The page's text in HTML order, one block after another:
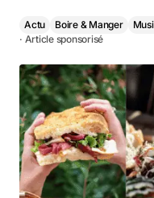
Actu Boire & Manger
· Article sponsorisé